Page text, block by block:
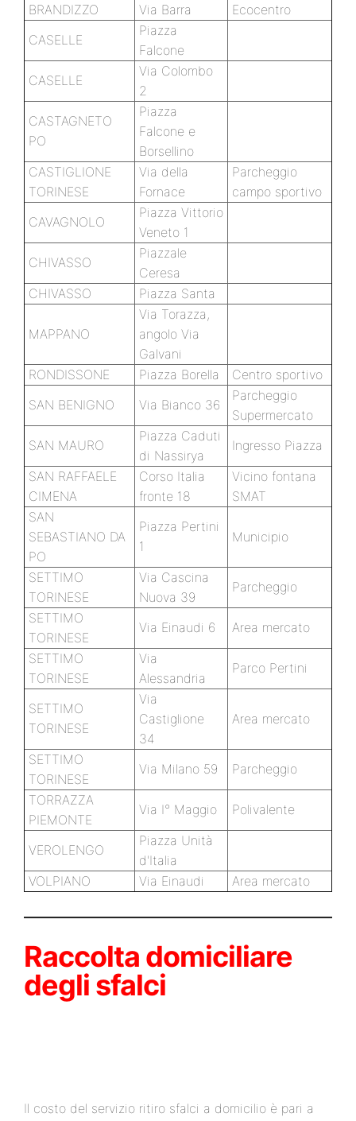
BRANDIZZO
Via Barra
Ecocentro
CASELLE
Piazza
Falcone
CASELLE
Via Colombo
2
CASTAGNETO
PO
Piazza
Falcone e
Borsellino
CASTIGLIONE
TORINESE
Via della
Fornace
Parcheggio
campo sportivo
CAVAGNOLO
Piazza Vittorio
Veneto 1
CHIVASSO
Piazzale
Ceresa
CHIVASSO
Piazza Santa
MAPPANO
Via Torazza,
angolo Via
Galvani
RONDISSONE
Piazza Borella
Centro sportivo
SAN BENIGNO
Via Bianco 36
Parcheggio
Supermercato
SAN MAURO
Piazza Caduti
di Nassirya
Ingresso Piazza
SAN RAFFAELE
CIMENA
Corso Italia
fronte 18
Vicino fontana
SMAT
SAN
SEBASTIANO DA
PO
Piazza Pertini
1
Municipio
SETTIMO
TORINESE
Via Cascina
Nuova 39
Parcheggio
SETTIMO
TORINESE
Via Einaudi 6
Area mercato
SETTIMO
TORINESE
Via
Alessandria
Parco Pertini
SETTIMO
TORINESE
Via
Castiglione
34
Area mercato
SETTIMO
TORINESE
Via Milano 59
Parcheggio
TORRAZZA
PIEMONTE
Via I° Maggio Polivalente
VEROLENGO
Piazza Unità
d'Italia
VOLPIANO
Via Einaudi Area mercato
Raccolta domiciliare
degli sfalci
Il costo del servizio ritiro sfalci a domicilio è pari a